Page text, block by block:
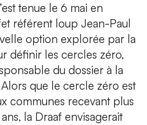
tenue le 6 mai en
référent loup Jean-Paul
option explorée par la
définir les cercles zéro,
du dossier à la
Alors que le cercle zéro est
communes recevant plus
la Draaf envisagerait